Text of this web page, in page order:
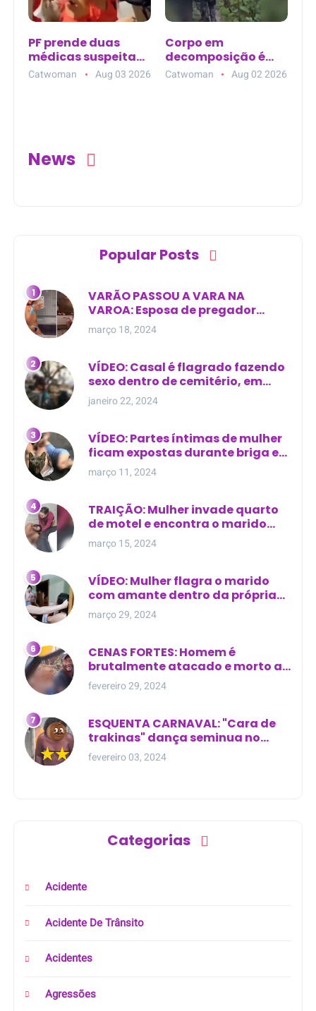
PF prende duas
médicas suspeitas
de torturar
Catwoman Aug 03 2026
Corpo em
decomposição é
encontrado em
área de mata na
Catwoman Aug 02 2026
News
Popular Posts
VARÃO PASSOU A VARA NA
VAROA: Esposa de pregador
evangélico descobre
relacionamento extra-conjugal
março 18, 2024
VÍDEO: Casal é flagrado fazendo
sexo dentro de cemitério, em
cima de túmulo no Maranhão
janeiro 22, 2024
VÍDEO: Partes íntimas de mulher
ficam expostas durante briga em
Manaus
março 11, 2024
TRAIÇÃO: Mulher invade quarto
de motel e encontra o marido
com outra na cama
março 15, 2024
VÍDEO: Mulher flagra o marido
com amante dentro da própria
residência
março 29, 2024
CENAS FORTES: Homem é
brutalmente atacado e morto a
golpes de facão em joão lisboa
fevereiro 29, 2024
ESQUENTA CARNAVAL: "Cara de
trakinas" dança seminua no
meio da rua na Bahia
fevereiro 03, 2024
Categorias
Acidente
Acidente De Trânsito
Acidentes
Agressões